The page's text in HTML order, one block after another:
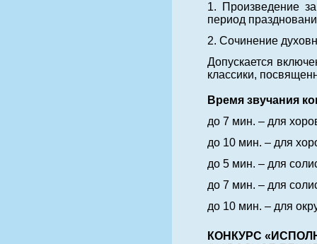
1. Произведение
период
2. Сочинение
Допускается
классики,
Время звучания
до 7 мин. – для
до 10 мин. – для
до 5 мин. – для
до 7 мин. – для
до 10 мин. – для
КОНКУРС